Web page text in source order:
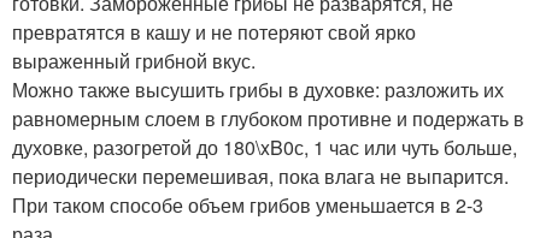
превратятся в кашу и не потеряют свой ярко
выраженный грибной вкус.
Можно также высушить грибы в духовке: разложить их
равномерным слоем в глубоком противне и подержать в
духовке, разогретой до 180\xB0с, 1 час или чуть больше,
периодически перемешивая, пока влага не выпарится.
При таком способе объем грибов уменьшается в 2-3